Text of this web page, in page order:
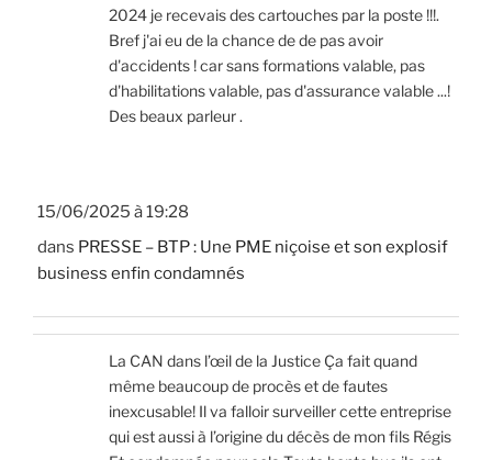
15/06/2025 à 19:28
dans PRESSE – BTP : Une PME niçoise et son explosif
business enfin condamnés
2024 je recevais des cartouches par la poste !!!.
Bref j'ai eu de la chance de de pas avoir
d'accidents ! car sans formations valable, pas
d'habilitations valable, pas d'assurance valable ...!
Des beaux parleur .
La CAN dans l’œil de la Justice Ça fait quand
même beaucoup de procès et de fautes
inexcusable! Il va falloir surveiller cette entreprise
qui est aussi à l’origine du décès de mon fils Régis